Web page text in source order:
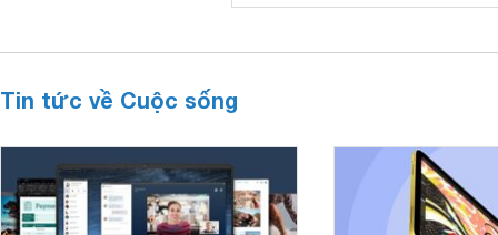
Tin tức về Cuộc sống